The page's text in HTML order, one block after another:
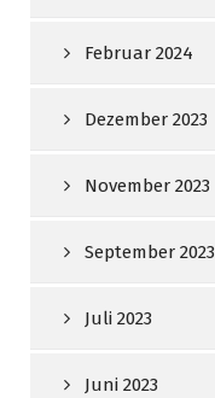
Februar 2024
Dezember 2023
November 2023
September 2023
Juli 2023
Juni 2023